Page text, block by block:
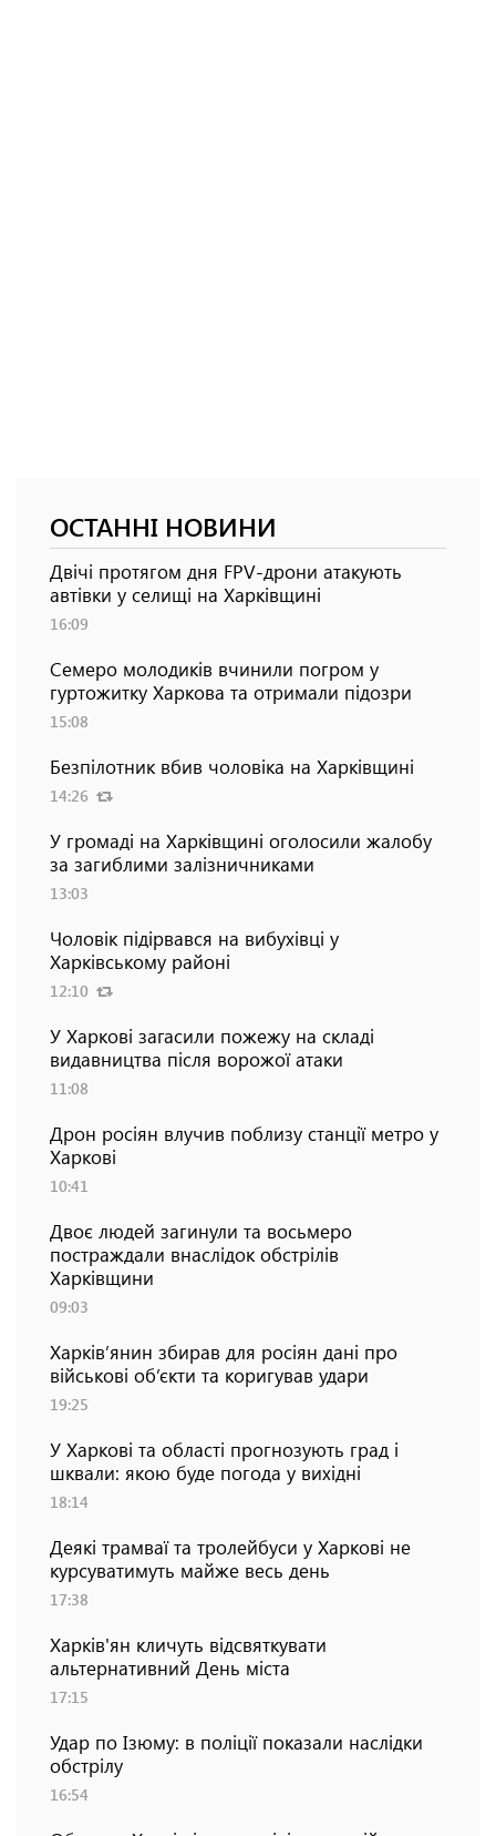
ОСТАННІ НОВИНИ
Двічі протягом дня FPV-дрони атакують
автівки у селищі на Харківщині
16:09
Семеро молодиків вчинили погром у
гуртожитку Харкова та отримали підозри
15:08
Безпілотник вбив чоловіка на Харківщині
14:26
У громаді на Харківщині оголосили жалобу
за загиблими залізничниками
13:03
Чоловік підірвався на вибухівці у
Харківському районі
12:10
У Харкові загасили пожежу на складі
видавництва після ворожої атаки
11:08
Дрон росіян влучив поблизу станції метро у
Харкові
10:41
Двоє людей загинули та восьмеро
постраждали внаслідок обстрілів
Харківщини
09:03
Харків’янин збирав для росіян дані про
військові об’єкти та коригував удари
19:25
У Харкові та області прогнозують град і
шквали: якою буде погода у вихідні
18:14
Деякі трамваї та тролейбуси у Харкові не
курсуватимуть майже весь день
17:38
Харків'ян кличуть відсвяткувати
альтернативний День міста
17:15
Удар по Ізюму: в поліції показали наслідки
обстрілу
16:54